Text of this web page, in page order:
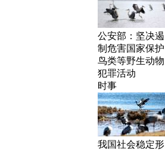
公安部：坚决遏
制危害国家保护
鸟类等野生动物
犯罪活动
时事
我国社会稳定形